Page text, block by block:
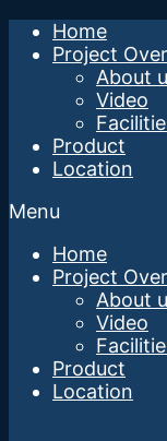
Home
Project
About
Video
Product
Location
Menu
Home
Project
About
Video
Product
Location